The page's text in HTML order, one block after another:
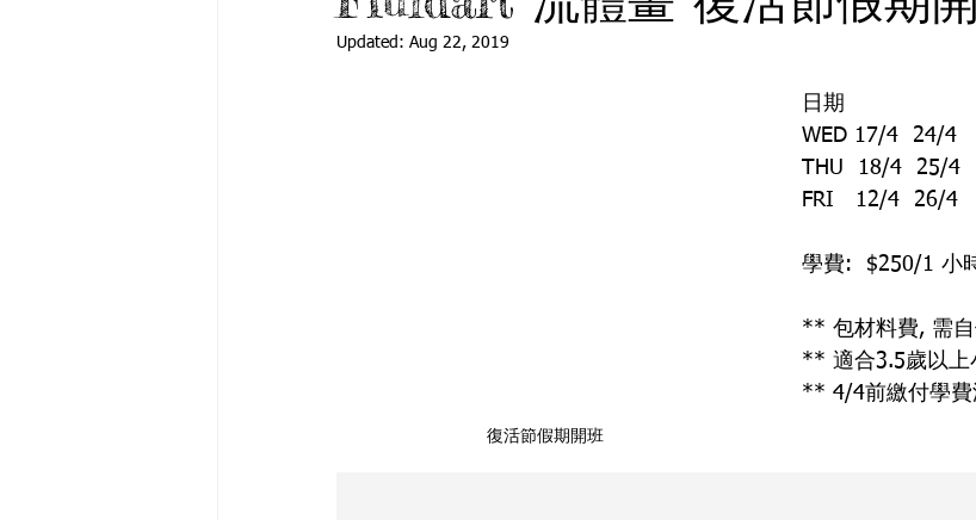
Updated: Aug 22, 2019
復活節假期開班
日期
WED 17/4  24/4
THU  18/4  25/4
FRI   12/4  26/4
學費:  $250/1 小
** 包材料費, 需
** 適合3.5歲以上
** 4/4前繳付學費